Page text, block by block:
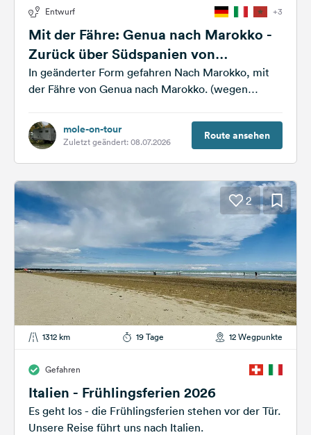
Entwurf +3
Mit der Fähre: Genua nach Marokko -
Zurück über Südspanien von
Barcelona-Genua mit Fähre
In geänderter Form gefahren Nach Marokko, mit
der Fähre von Genua nach Marokko. (wegen
mole-on-tour
Zuletzt geändert: 08.07.2026 Route ansehen
2
1312 km 19 Tage 12 Wegpunkte
Gefahren
Italien - Frühlingsferien 2026
Es geht los - die Frühlingsferien stehen vor der Tür.
Unsere Reise führt uns nach Italien.